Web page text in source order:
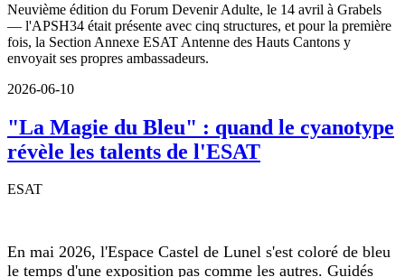
Neuvième édition du Forum Devenir Adulte, le 14 avril à Grabels
— l'APSH34 était présente avec cinq structures, et pour la première
fois, la Section Annexe ESAT Antenne des Hauts Cantons y
envoyait ses propres ambassadeurs.
2026-06-10
"La Magie du Bleu" : quand le cyanotype
révèle les talents de l'ESAT
ESAT
En mai 2026, l'Espace Castel de Lunel s'est coloré de bleu
le temps d'une exposition pas comme les autres. Guidés